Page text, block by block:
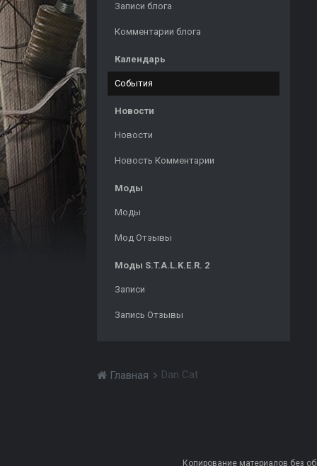
Записи блога
Комментарии блога
Календарь
События
Новости
Новости
Новость Комментарии
Моды
Моды
Мод Отзывы
Моды S.T.A.L.K.E.R. 2
Записи
Запись Отзывы
Главная Dan Cat
Копирование материалов без